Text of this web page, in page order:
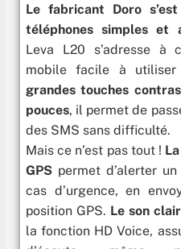
Le fabricant Doro
téléphones simples et
Leva L20 s’adresse à
mobile facile à utiliser
grandes touches
pouces, il permet de
des SMS sans difficulté.
Mais ce n’est pas tout !
GPS permet d’alerter
cas d’urgence, en
position GPS. Le son
la fonction HD Voice,